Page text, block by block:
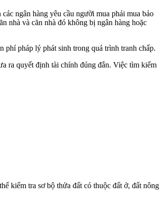
ngân hàng yêu cầu người mua phải mua bảo
nhà và căn nhà đó không bị ngân hàng hoặc
phí pháp lý phát sinh trong quá trình tranh chấp.
ra quyết định tài chính đúng đắn. Việc tìm kiếm
kiểm tra sơ bộ thửa đất có thuộc đất ở, đất nông